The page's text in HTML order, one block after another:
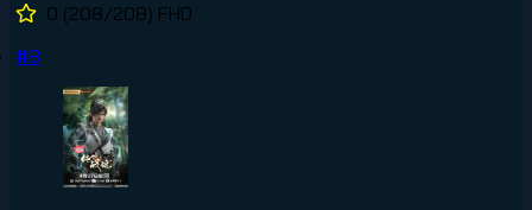
0 (208/208) FHD
#8